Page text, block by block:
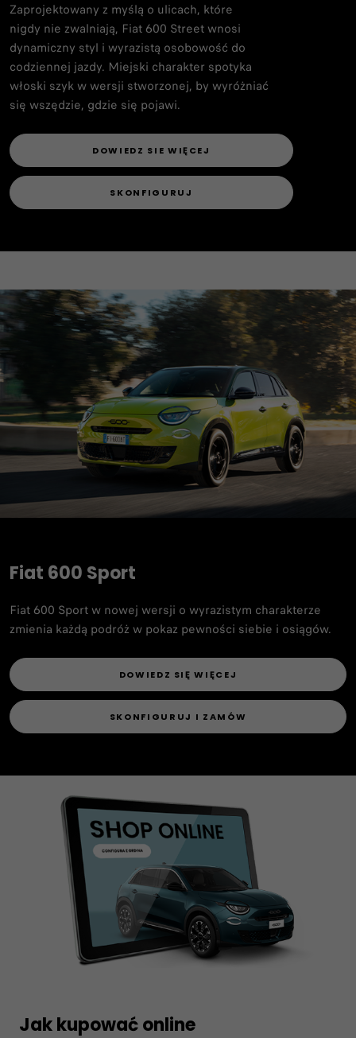
Zaprojektowany z myślą o ulicach, które
nigdy nie zwalniają, Fiat 600 Street wnosi
dynamiczny styl i wyrazistą osobowość do
codziennej jazdy. Miejski charakter spotyka
włoski szyk w wersji stworzonej, by wyróżniać
się wszędzie, gdzie się pojawi.
DOWIEDZ SIE WIĘCEJ
SKONFIGURUJ
Fiat 600 Sport
Fiat 600 Sport w nowej wersji o wyrazistym charakterze
zmienia każdą podróż w pokaz pewności siebie i osiągów.
DOWIEDZ SIĘ WIĘCEJ
SKONFIGURUJ I ZAMÓW
Jak kupować online